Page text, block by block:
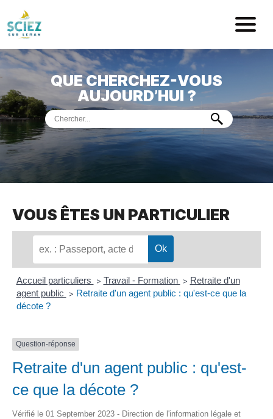
Mairie de
ACCUEIL
VOTREMAIRIE
VIEPRATIQUE
PORTDE PLAISANCE
MUSÉEDE PRÉHISTOIRE
QUE CHERCHEZ-VOUS
AUJOURD’HUI ?
VOUS ÊTES UN PARTICULIER
Accueil particuliers > Travail - Formation > Retraite d'un
agent public
> Retraite d'un agent public : qu'est-ce que la
décote ?
Question-réponse
Retraite d'un agent public : qu'est-
ce que la décote ?
Vérifié le 01 September 2023 - Direction de l'information légale et